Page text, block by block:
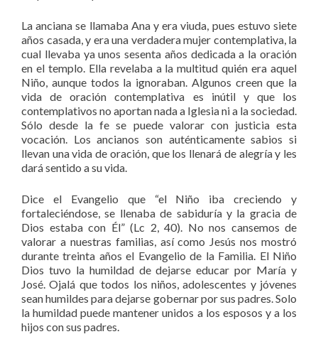
La anciana se llamaba Ana y era viuda, pues estuvo siete
años casada, y era una verdadera mujer contemplativa, la
cual llevaba ya unos sesenta años dedicada a la oración
en el templo. Ella revelaba a la multitud quién era aquel
Niño, aunque todos la ignoraban. Algunos creen que la
vida de oración contemplativa es inútil y que los
contemplativos no aportan nada a Iglesia ni a la sociedad.
Sólo desde la fe se puede valorar con justicia esta
vocación. Los ancianos son auténticamente sabios si
llevan una vida de oración, que los llenará de alegría y les
dará sentido a su vida.
Dice el Evangelio que “el Niño iba creciendo y
fortaleciéndose, se llenaba de sabiduría y la gracia de
Dios estaba con Él” (Lc 2, 40). No nos cansemos de
valorar a nuestras familias, así como Jesús nos mostró
durante treinta años el Evangelio de la Familia. El Niño
Dios tuvo la humildad de dejarse educar por María y
José. Ojalá que todos los niños, adolescentes y jóvenes
sean humildes para dejarse gobernar por sus padres. Solo
la humildad puede mantener unidos a los esposos y a los
hijos con sus padres.